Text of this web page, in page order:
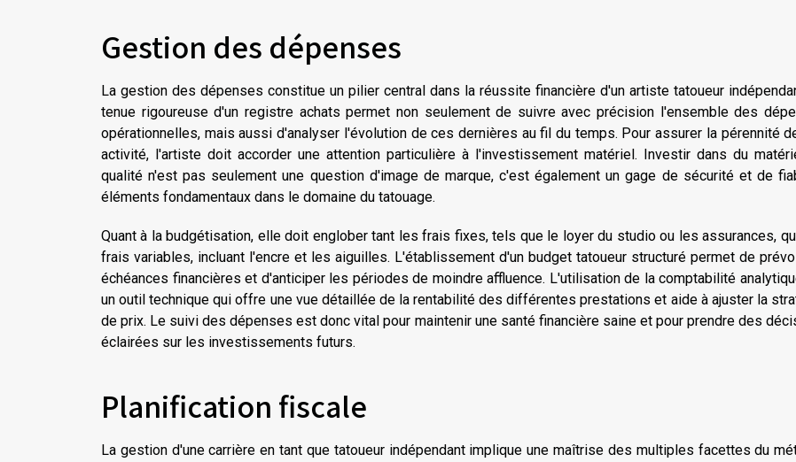
Gestion des dépenses
La gestion des dépenses constitue un pilier central dans la réussite financière d'un artiste tatoueur
tenue rigoureuse d'un registre achats permet non seulement de suivre avec précision l'ensemble des
opérationnelles, mais aussi d'analyser l'évolution de ces dernières au fil du temps. Pour assurer la pérennité
activité, l'artiste doit accorder une attention particulière à l'investissement matériel . Investir dans du
qualité n'est pas seulement une question d'image de marque, c'est également un gage de sécurité et de
éléments fondamentaux dans le domaine du tatouage.
Quant à la budgétisation, elle doit englober tant lesfrais fixes, tels que le loyer du studio ou les assurances,
frais variables, incluant l'encre et les aiguilles. L'établissement d'un budget tatoueur structuré permet de
échéances financières et d'anticiper les périodes de moindre affluence. L'utilisation de la comptabilité
un outil technique qui offre une vue détaillée de la rentabilité des différentes prestations et aide à ajuster la
de prix. Le suivi des dépenses est donc vital pour maintenir une santé financière saine et pour prendre des
éclairées sur les investissements futurs.
Planification fiscale
La gestion d'une carrière en tant que tatoueur indépendant implique une maîtrise des multiples facettes du